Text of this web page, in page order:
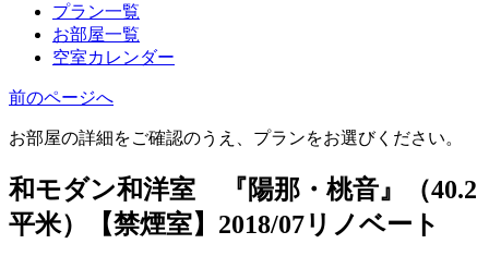
プラン一覧
お部屋一覧
空室カレンダー
前のページへ
お部屋の詳細をご確認のうえ、プランをお選びください。
和モダン和洋室 『陽那・桃音』（40.2
平米）【禁煙室】2018/07リノベート